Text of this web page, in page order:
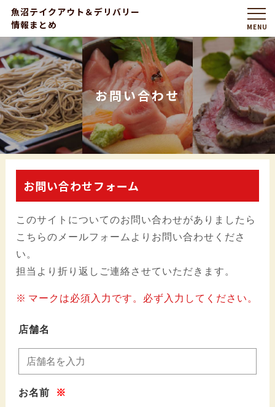
魚沼テイクアウト＆デリバリー
情報まとめ
お問い合わせ
お問い合わせフォーム
このサイトについてのお問い合わせがありましたら
こちらのメールフォームよりお問い合わせくださ
い。
担当より折り返しご連絡させていただきます。
マークは必須入力です。必ず入力してください。
店舗名
お名前 ※